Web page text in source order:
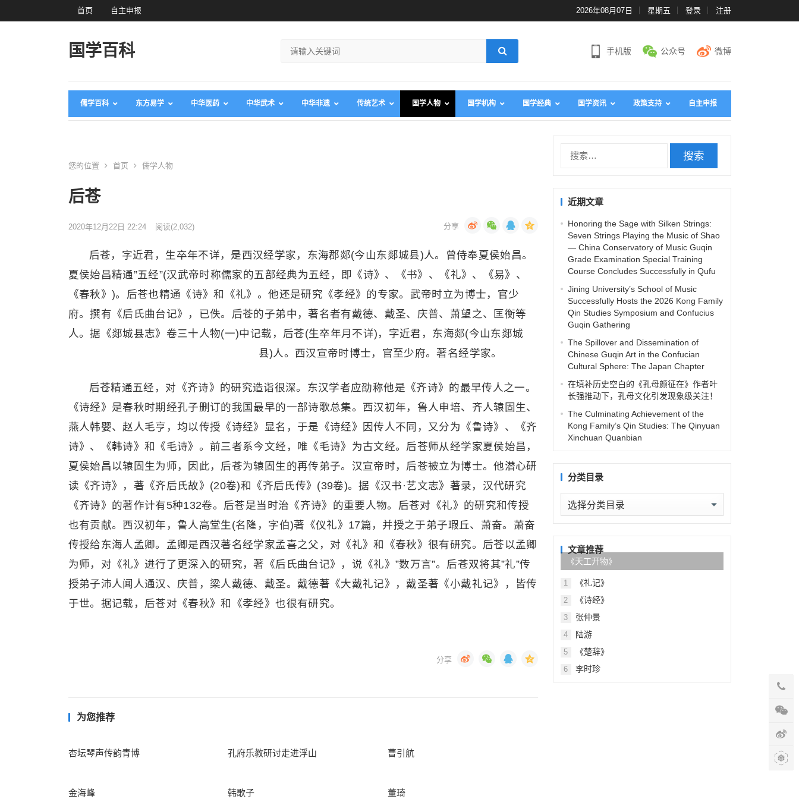
首页 自主申报 2026年08月07日 星期五 登录 注册
国学百科 手机版 公众号 微博
儒学百科 东方易学 中华医药 中华武术 中华非遗 传统艺术 国学人物 国学机构 国学经典 国学资讯 政策支持 自主申报
您的位置 首页 儒学人物
后苍
2020年12月22日 22:24 阅读(2,032)
后苍，字近君，生卒年不详，是西汉经学家，东海郡郯(今山东郯城县)人。曾侍奉夏侯始昌。
夏侯始昌精通”五经”(汉武帝时称儒家的五部经典为五经，即《诗》、《书》、《礼》、《易》、
《春秋》)。后苍也精通《诗》和《礼》。他还是研究《孝经》的专家。武帝时立为博士，官少
府。撰有《后氏曲台记》，已佚。后苍的子弟中，著名者有戴德、戴圣、庆普、萧望之、匡衡等
人。据《郯城县志》卷三十人物(一)中记载，后苍(生卒年月不详)，字近君，东海郯(今山东郯城
县)人。西汉宣帝时博士，官至少府。著名经学家。
后苍精通五经，对《齐诗》的研究造诣很深。东汉学者应劭称他是《齐诗》的最早传人之一。
《诗经》是春秋时期经孔子删订的我国最早的一部诗歌总集。西汉初年，鲁人申培、齐人辕固生、
燕人韩婴、赵人毛亨，均以传授《诗经》显名，于是《诗经》因传人不同，又分为《鲁诗》、《齐
诗》、《韩诗》和《毛诗》。前三者系今文经，唯《毛诗》为古文经。后苍师从经学家夏侯始昌，
夏侯始昌以辕固生为师，因此，后苍为辕固生的再传弟子。汉宣帝时，后苍被立为博士。他潜心研
读《齐诗》，著《齐后氏故》(20卷)和《齐后氏传》(39卷)。据《汉书·艺文志》著录，汉代研究
《齐诗》的著作计有5种132卷。后苍是当时治《齐诗》的重要人物。后苍对《礼》的研究和传授
也有贡献。西汉初年，鲁人高堂生(名隆，字伯)著《仪礼》17篇，并授之于弟子瑕丘、萧奋。萧奋
传授给东海人孟卿。孟卿是西汉著名经学家孟喜之父，对《礼》和《春秋》很有研究。后苍以孟卿
为师，对《礼》进行了更深入的研究，著《后氏曲台记》，说《礼》”数万言”。后苍双将其”礼”传
授弟子沛人闻人通汉、庆普，梁人戴德、戴圣。戴德著《大戴礼记》，戴圣著《小戴礼记》，皆传
于世。据记载，后苍对《春秋》和《孝经》也很有研究。
为您推荐
杏坛琴声传韵青博 孔府乐教研讨走进浮山 曹引航
金海峰 韩歌子 董琦
近期文章
Honoring the Sage with Silken Strings:
Seven Strings Playing the Music of Shao
— China Conservatory of Music Guqin
Grade Examination Special Training
Course Concludes Successfully in Qufu
Jining University’s School of Music
Successfully Hosts the 2026 Kong Family
Qin Studies Symposium and Confucius
Guqin Gathering
The Spillover and Dissemination of
Chinese Guqin Art in the Confucian
Cultural Sphere: The Japan Chapter
在填补历史空白的《孔母颜征在》作者叶
长强推动下，孔母文化引发现象级关注！
The Culminating Achievement of the
Kong Family’s Qin Studies: The Qinyuan
Xinchuan Quanbian
分类目录
分
类
录文章推荐
《天工开物》
1 《礼记》
2 《诗经》
3 张仲景
4 陆游
5 《楚辞》
6 李时珍